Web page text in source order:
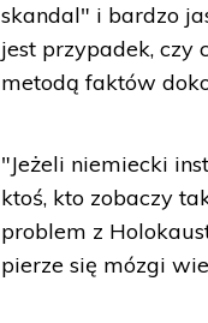
skandal" i bardzo
jest przypadek, czy
metodą faktów
"Jeżeli niemiecki
ktoś, kto zobaczy
problem z
pierze się mózgi